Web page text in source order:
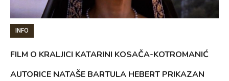
INFO
FILM O KRALJICI KATARINI KOSAČA-KOTROMANIĆ
AUTORICE NATAŠE BARTULA HEBERT PRIKAZAN